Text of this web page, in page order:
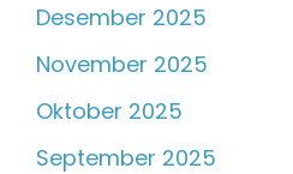
Desember 2025
November 2025
Oktober 2025
September 2025